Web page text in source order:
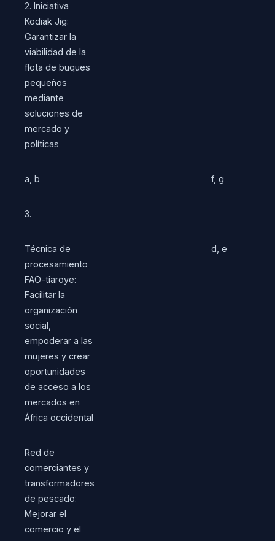
2. Iniciativa
Kodiak Jig:
Garantizar la
viabilidad de la
flota de buques
pequeños
mediante
soluciones de
mercado y
políticas
a, b f, g
3.
Técnica de
procesamiento
FAO-tiaroye:
Facilitar la
organización
social,
empoderar a las
mujeres y crear
oportunidades
de acceso a los
mercados en
África occidental
d, e
Red de
comerciantes y
transformadores
de pescado:
Mejorar el
comercio y el